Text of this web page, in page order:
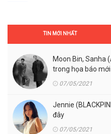
TIN MỚI NHẤT
Moon Bin, Sanha
trong họa báo mới
07/05/2021
Jennie
đây
07/05/2021